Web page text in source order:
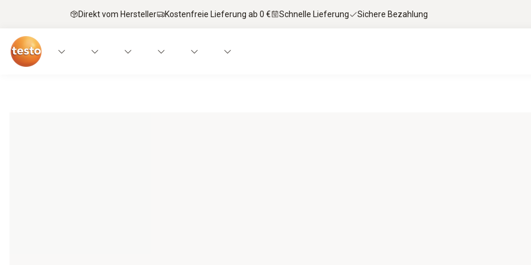
Direkt vom Hersteller Kostenfreie Lieferung ab 0 € Schnelle Lieferung Sichere Bezahlung